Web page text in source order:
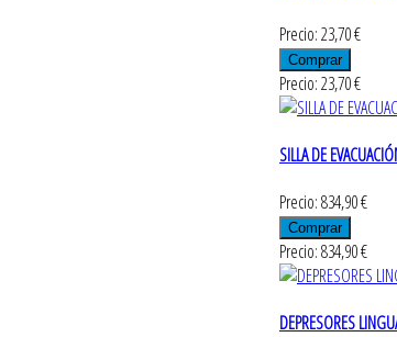
Precio: 23,70 €
Precio: 23,70 €
SILLA DE
Precio: 834,90 €
Precio: 834,90 €
DEPRESORES